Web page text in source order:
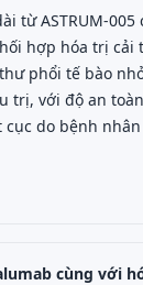
từ ASTRUM-005
hợp hóa trị cải
phổi tế bào
trị, với độ an
cục do bệnh
cùng với